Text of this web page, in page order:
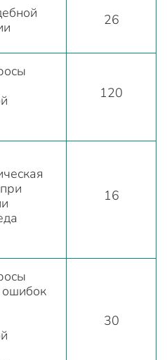
26
120
16
ошибок
30